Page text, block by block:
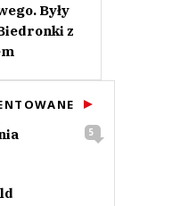
Były
z
5